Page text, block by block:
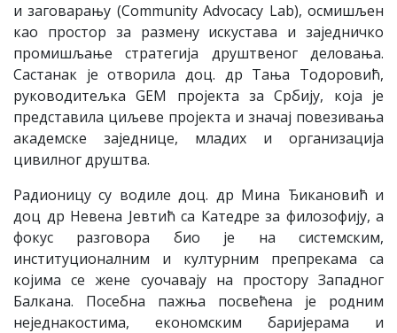
и заговарању (Community Advocacy Lab), осмишљен
као простор за размену искустава и заједничко
промишљање стратегија друштвеног деловања.
Састанак је отворила доц. др Тања Тодоровић,
руководитељка GEM пројекта за Србију, која је
представила циљеве пројекта и значај повезивања
академске заједнице, младих и организација
цивилног друштва.
Радионицу су водиле доц. др Мина Ђикановић и
доц др Невена Јевтић са Катедре за филозофију, а
фокус разговора био је на системским,
институционалним и културним препрекама са
којима се жене суочавају на простору Западног
Балкана. Посебна пажња посвећена је родним
неједнакостима, економским баријерама и